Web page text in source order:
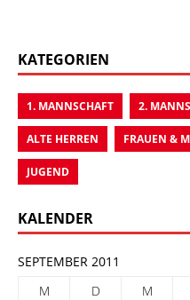
KATEGORIEN
1. MANNSCHAFT 2.
ALTE HERREN FRAUEN &
JUGEND
KALENDER
SEPTEMBER 2011
M
D M